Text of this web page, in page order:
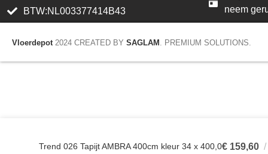
BTW:NL003377414B43
neem
Vloerdepot 2024 CREATED BY SAGLAM . PREMIUM SOLUTIONS.
Trend 026 Tapijt AMBRA 400cm kleur 34 x 400,0€ 159,60